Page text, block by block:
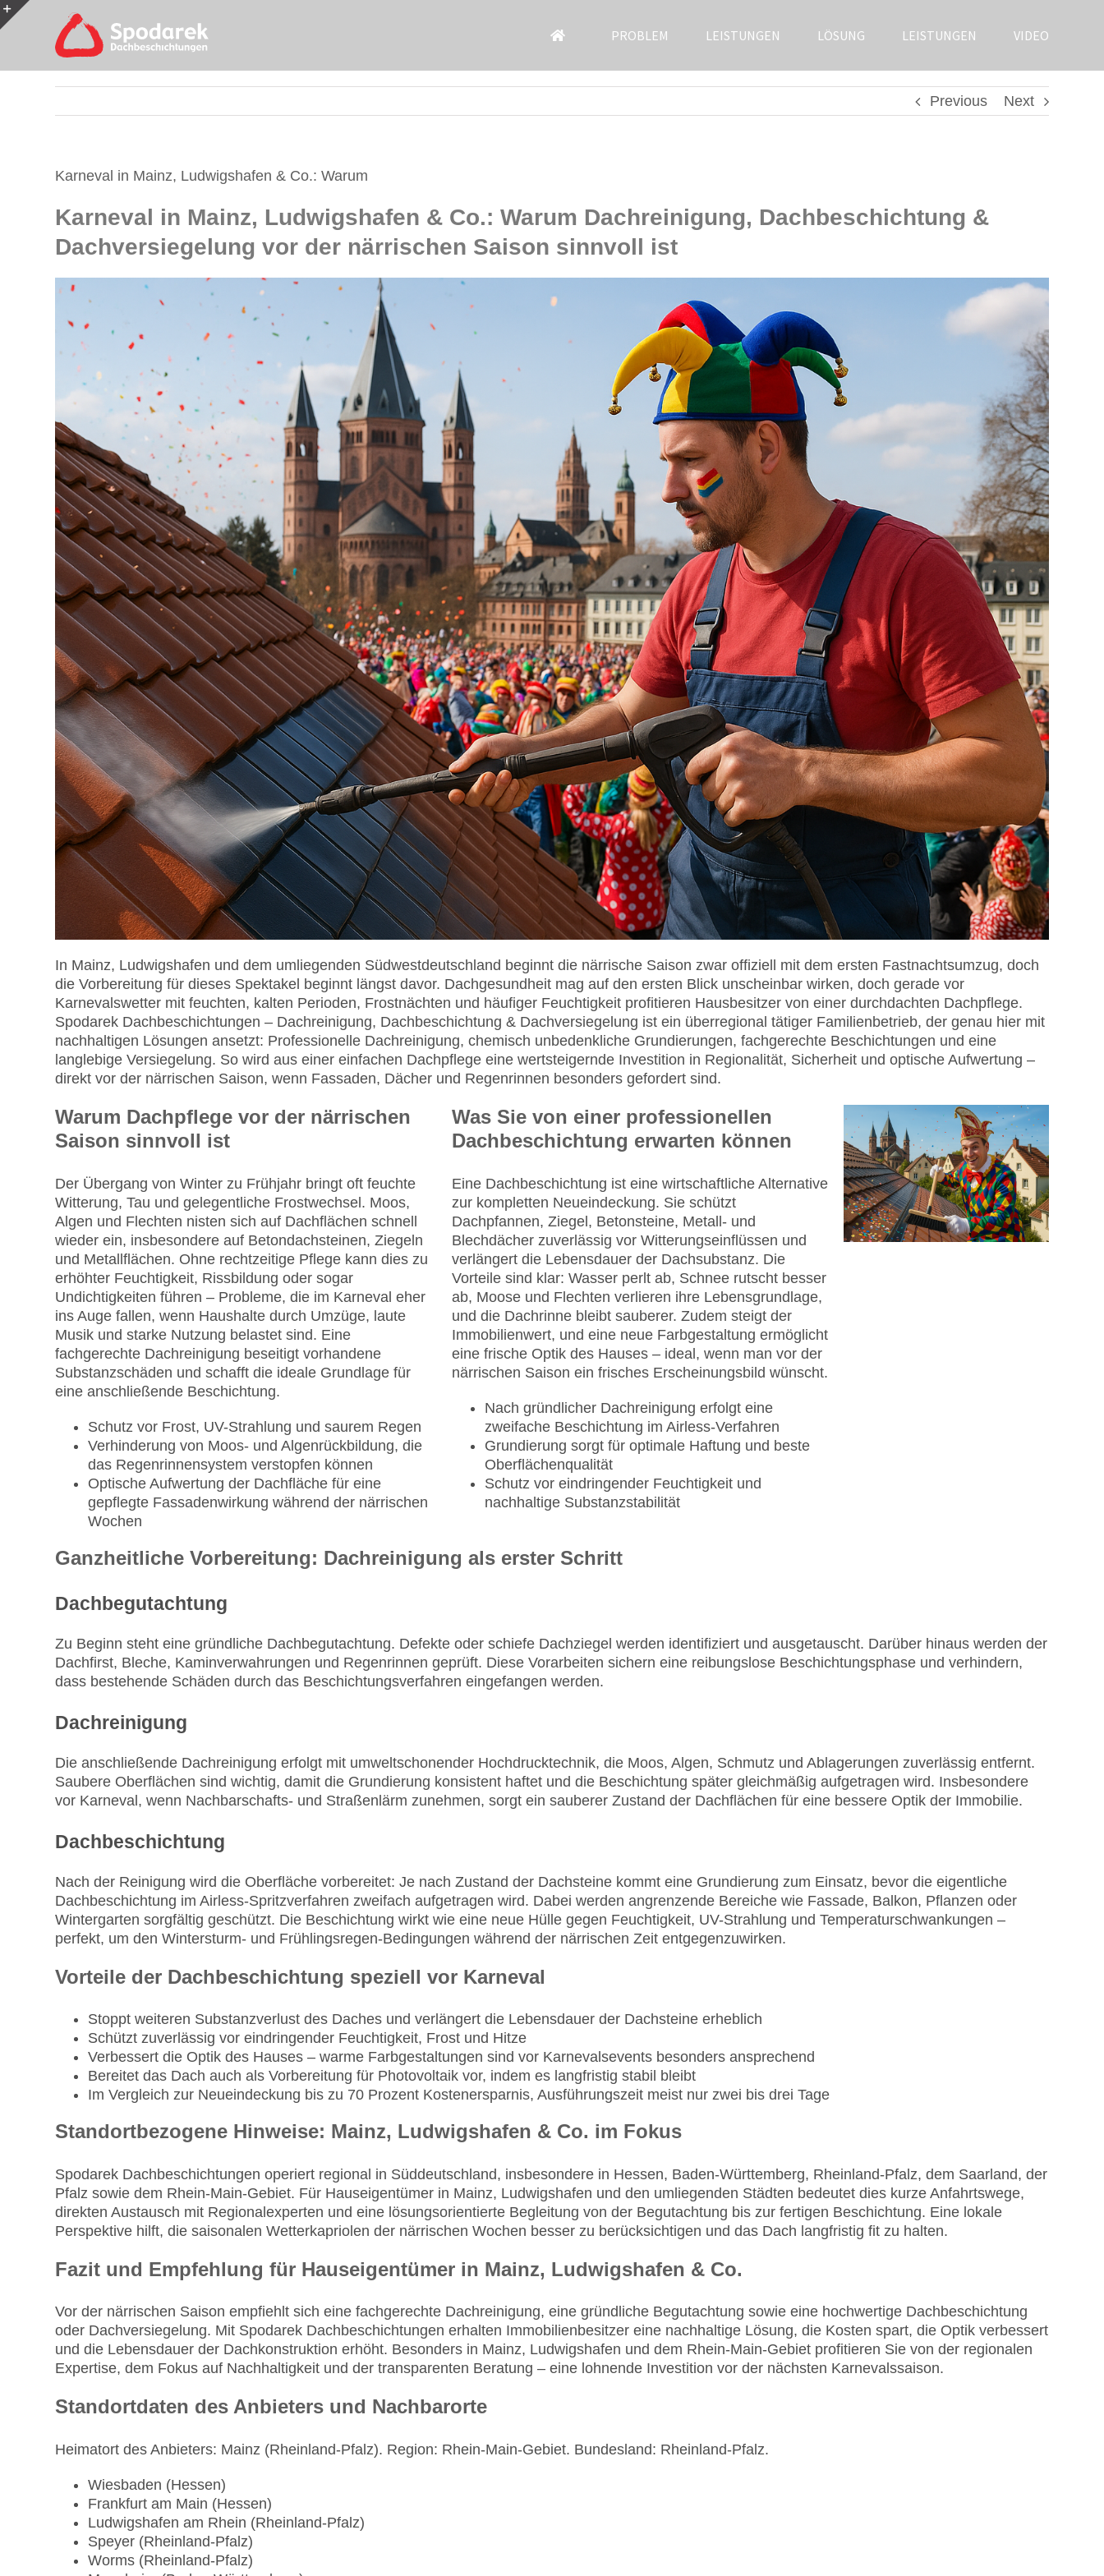
Skip
to
PROBLEM LEISTUNGEN LÖSUNG LEISTUNGEN VIDEO
Previous Next
Karneval in Mainz, Ludwigshafen & Co.: Warum
Karneval in Mainz, Ludwigshafen & Co.: Warum Dachreinigung, Dachbeschichtung &
Dachversiegelung vor der närrischen Saison sinnvoll ist
In Mainz, Ludwigshafen und dem umliegenden Südwestdeutschland beginnt die närrische Saison zwar offiziell mit dem ersten Fastnachtsumzug, doch
die Vorbereitung für dieses Spektakel beginnt längst davor. Dachgesundheit mag auf den ersten Blick unscheinbar wirken, doch gerade vor
Karnevalswetter mit feuchten, kalten Perioden, Frostnächten und häufiger Feuchtigkeit profitieren Hausbesitzer von einer durchdachten Dachpflege.
Spodarek Dachbeschichtungen – Dachreinigung, Dachbeschichtung & Dachversiegelung ist ein überregional tätiger Familienbetrieb, der genau hier mit
nachhaltigen Lösungen ansetzt: Professionelle Dachreinigung, chemisch unbedenkliche Grundierungen, fachgerechte Beschichtungen und eine
langlebige Versiegelung. So wird aus einer einfachen Dachpflege eine wertsteigernde Investition in Regionalität, Sicherheit und optische Aufwertung –
direkt vor der närrischen Saison, wenn Fassaden, Dächer und Regenrinnen besonders gefordert sind.
Warum Dachpflege vor der närrischen
Saison sinnvoll ist
Der Übergang von Winter zu Frühjahr bringt oft feuchte
Witterung, Tau und gelegentliche Frostwechsel. Moos,
Algen und Flechten nisten sich auf Dachflächen schnell
wieder ein, insbesondere auf Betondachsteinen, Ziegeln
und Metallflächen. Ohne rechtzeitige Pflege kann dies zu
erhöhter Feuchtigkeit, Rissbildung oder sogar
Undichtigkeiten führen – Probleme, die im Karneval eher
ins Auge fallen, wenn Haushalte durch Umzüge, laute
Musik und starke Nutzung belastet sind. Eine
fachgerechte Dachreinigung beseitigt vorhandene
Substanzschäden und schafft die ideale Grundlage für
eine anschließende Beschichtung.
Schutz vor Frost, UV-Strahlung und saurem Regen
Verhinderung von Moos- und Algenrückbildung, die
das Regenrinnensystem verstopfen können
Optische Aufwertung der Dachfläche für eine
gepflegte Fassadenwirkung während der närrischen
Wochen
Was Sie von einer professionellen
Dachbeschichtung erwarten können
Eine Dachbeschichtung ist eine wirtschaftliche Alternative
zur kompletten Neueindeckung. Sie schützt
Dachpfannen, Ziegel, Betonsteine, Metall- und
Blechdächer zuverlässig vor Witterungseinflüssen und
verlängert die Lebensdauer der Dachsubstanz. Die
Vorteile sind klar: Wasser perlt ab, Schnee rutscht besser
ab, Moose und Flechten verlieren ihre Lebensgrundlage,
und die Dachrinne bleibt sauberer. Zudem steigt der
Immobilienwert, und eine neue Farbgestaltung ermöglicht
eine frische Optik des Hauses – ideal, wenn man vor der
närrischen Saison ein frisches Erscheinungsbild wünscht.
Nach gründlicher Dachreinigung erfolgt eine
zweifache Beschichtung im Airless-Verfahren
Grundierung sorgt für optimale Haftung und beste
Oberflächenqualität
Schutz vor eindringender Feuchtigkeit und
nachhaltige Substanzstabilität
Ganzheitliche Vorbereitung: Dachreinigung als erster Schritt
Dachbegutachtung
Zu Beginn steht eine gründliche Dachbegutachtung. Defekte oder schiefe Dachziegel werden identifiziert und ausgetauscht. Darüber hinaus werden der
Dachfirst, Bleche, Kaminverwahrungen und Regenrinnen geprüft. Diese Vorarbeiten sichern eine reibungslose Beschichtungsphase und verhindern,
dass bestehende Schäden durch das Beschichtungsverfahren eingefangen werden.
Dachreinigung
Die anschließende Dachreinigung erfolgt mit umweltschonender Hochdrucktechnik, die Moos, Algen, Schmutz und Ablagerungen zuverlässig entfernt.
Saubere Oberflächen sind wichtig, damit die Grundierung konsistent haftet und die Beschichtung später gleichmäßig aufgetragen wird. Insbesondere
vor Karneval, wenn Nachbarschafts- und Straßenlärm zunehmen, sorgt ein sauberer Zustand der Dachflächen für eine bessere Optik der Immobilie.
Dachbeschichtung
Nach der Reinigung wird die Oberfläche vorbereitet: Je nach Zustand der Dachsteine kommt eine Grundierung zum Einsatz, bevor die eigentliche
Dachbeschichtung im Airless-Spritzverfahren zweifach aufgetragen wird. Dabei werden angrenzende Bereiche wie Fassade, Balkon, Pflanzen oder
Wintergarten sorgfältig geschützt. Die Beschichtung wirkt wie eine neue Hülle gegen Feuchtigkeit, UV-Strahlung und Temperaturschwankungen –
perfekt, um den Wintersturm- und Frühlingsregen-Bedingungen während der närrischen Zeit entgegenzuwirken.
Vorteile der Dachbeschichtung speziell vor Karneval
Stoppt weiteren Substanzverlust des Daches und verlängert die Lebensdauer der Dachsteine erheblich
Schützt zuverlässig vor eindringender Feuchtigkeit, Frost und Hitze
Verbessert die Optik des Hauses – warme Farbgestaltungen sind vor Karnevalsevents besonders ansprechend
Bereitet das Dach auch als Vorbereitung für Photovoltaik vor, indem es langfristig stabil bleibt
Im Vergleich zur Neueindeckung bis zu 70 Prozent Kostenersparnis, Ausführungszeit meist nur zwei bis drei Tage
Standortbezogene Hinweise: Mainz, Ludwigshafen & Co. im Fokus
Spodarek Dachbeschichtungen operiert regional in Süddeutschland, insbesondere in Hessen, Baden-Württemberg, Rheinland-Pfalz, dem Saarland, der
Pfalz sowie dem Rhein-Main-Gebiet. Für Hauseigentümer in Mainz, Ludwigshafen und den umliegenden Städten bedeutet dies kurze Anfahrtswege,
direkten Austausch mit Regionalexperten und eine lösungsorientierte Begleitung von der Begutachtung bis zur fertigen Beschichtung. Eine lokale
Perspektive hilft, die saisonalen Wetterkapriolen der närrischen Wochen besser zu berücksichtigen und das Dach langfristig fit zu halten.
Fazit und Empfehlung für Hauseigentümer in Mainz, Ludwigshafen & Co.
Vor der närrischen Saison empfiehlt sich eine fachgerechte Dachreinigung, eine gründliche Begutachtung sowie eine hochwertige Dachbeschichtung
oder Dachversiegelung. Mit Spodarek Dachbeschichtungen erhalten Immobilienbesitzer eine nachhaltige Lösung, die Kosten spart, die Optik verbessert
und die Lebensdauer der Dachkonstruktion erhöht. Besonders in Mainz, Ludwigshafen und dem Rhein-Main-Gebiet profitieren Sie von der regionalen
Expertise, dem Fokus auf Nachhaltigkeit und der transparenten Beratung – eine lohnende Investition vor der nächsten Karnevalssaison.
Standortdaten des Anbieters und Nachbarorte
Heimatort des Anbieters: Mainz (Rheinland-Pfalz). Region: Rhein-Main-Gebiet. Bundesland: Rheinland-Pfalz.
Wiesbaden (Hessen)
Frankfurt am Main (Hessen)
Ludwigshafen am Rhein (Rheinland-Pfalz)
Speyer (Rheinland-Pfalz)
Worms (Rheinland-Pfalz)
Bar